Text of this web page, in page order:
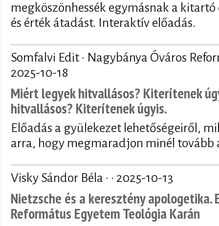
megköszönhessék egymásnak a
és érték átadást. Interaktív előadás.
Somfalvi Edit · Nagybánya Óváros
2025-10-18
Miért legyek hitvallásos? Kiterítenek
hitvallásos? Kiterítenek úgyis.
Előadás a gyülekezet lehetőségeiről,
arra, hogy megmaradjon minél tovább
Visky Sándor Béla · · 2025-10-13
Nietzsche és a keresztény apologetika.
Református Egyetem Teológia Karán